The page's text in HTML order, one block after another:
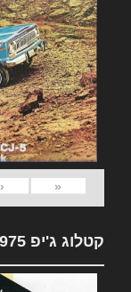
«
‹
קטלוג ג'יפ 1975